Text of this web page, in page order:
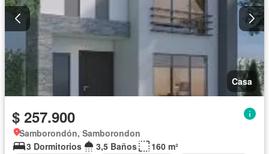
Casa
$ 257.900
Samborondón, Samborondon
3 Dormitorios
3,5 Baños
160 m²